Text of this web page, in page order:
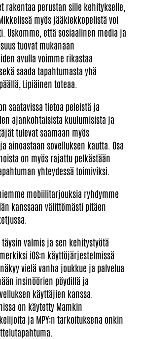
rakentaa perustan sille kehitykselle,
myös jääkiekkopelistä voi
Uskomme, että sosiaalinen media ja
tuovat mukanaan
avulla voimme rikastaa
saada tapahtumasta yhä
Lipiäinen toteaa.
saatavissa tietoa peleistä ja
ajankohtaisista kuulumisista ja
tulevat saamaan myös
ainoastaan sovelluksen kautta. Osa
on myös rajattu pelkästään
yhteydessä toimiviksi.
mobiilitarjouksia ryhdymme
kanssaan välittömästi pitäen
täysin valmis ja sen kehitystyötä
iOS:n käyttöjärjestelmissä
vielä vanha joukkue ja palvelua
insinöörien pöydillä ja
käyttäjien kanssa.
on käytetty Mamkin
ja MPY:n tarkoituksena onkin